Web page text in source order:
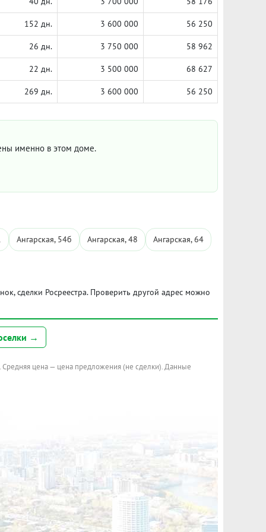
152 дн. 3 600 000 56 250
26 дн. 3 750 000 58 962
22 дн. 3 500 000 68 627
269 дн. 3 600 000 56 250
именно в этом доме.
Ангарская, 54б Ангарская, 48 Ангарская, 64
сделки Росреестра. Проверить другой адрес можно
→
цена — цена предложения (не сделки). Данные